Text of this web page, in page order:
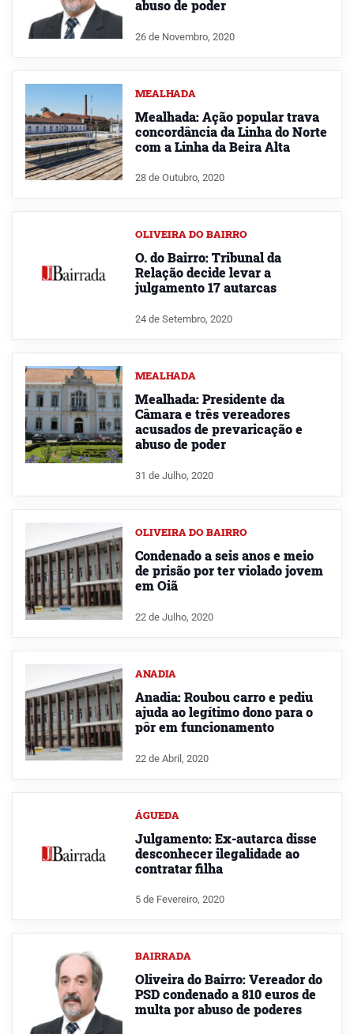
abuso de poder
26 de Novembro, 2020
MEALHADA
Mealhada: Ação popular trava
concordância da Linha do Norte
com a Linha da Beira Alta
28 de Outubro, 2020
OLIVEIRA DO BAIRRO
O. do Bairro: Tribunal da
Relação decide levar a
julgamento 17 autarcas
24 de Setembro, 2020
MEALHADA
Mealhada: Presidente da
Câmara e três vereadores
acusados de prevaricação e
abuso de poder
31 de Julho, 2020
OLIVEIRA DO BAIRRO
Condenado a seis anos e meio
de prisão por ter violado jovem
em Oiã
22 de Julho, 2020
ANADIA
Anadia: Roubou carro e pediu
ajuda ao legítimo dono para o
pôr em funcionamento
22 de Abril, 2020
ÁGUEDA
Julgamento: Ex-autarca disse
desconhecer ilegalidade ao
contratar filha
5 de Fevereiro, 2020
BAIRRADA
Oliveira do Bairro: Vereador do
PSD condenado a 810 euros de
multa por abuso de poderes